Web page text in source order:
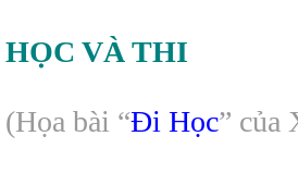
HỌC VÀ THI
(Họa bài “Đi Học” của